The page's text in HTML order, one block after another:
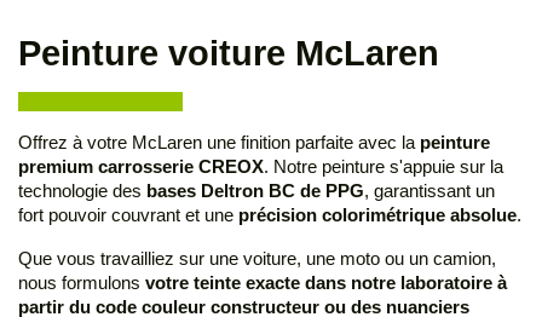
Peinture voiture McLaren
Offrez à votre McLaren une finition parfaite avec la peinture
premium carrosserie CREOX. Notre peinture s'appuie sur la
technologie des bases Deltron BC de PPG, garantissant un
fort pouvoir couvrant et une précision colorimétrique absolue.
Que vous travailliez sur une voiture, une moto ou un camion,
nous formulons votre teinte exacte dans notre laboratoire à
partir du code couleur constructeur ou des nuanciers